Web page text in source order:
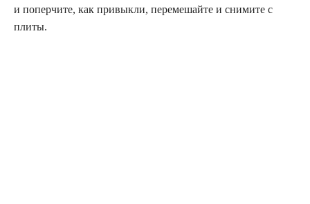
и поперчите, как привыкли, перемешайте и снимите с
плиты.